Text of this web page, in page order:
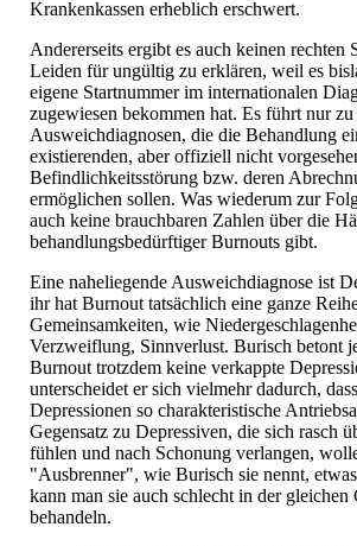
Krankenkassen erheblich erschwert.
Andererseits ergibt es auch keinen rechten
Leiden für ungültig zu erklären, weil es
eigene Startnummer im internationalen
zugewiesen bekommen hat. Es führt nur zu
Ausweichdiagnosen, die die Behandlung
existierenden, aber offiziell nicht
Befindlichkeitsstörung bzw. deren
ermöglichen sollen. Was wiederum zur
auch keine brauchbaren Zahlen über die
behandlungsbedürftiger Burnouts gibt.
Eine naheliegende Ausweichdiagnose ist
ihr hat Burnout tatsächlich eine ganze
Gemeinsamkeiten, wie
Verzweiflung, Sinnverlust. Burisch betont
Burnout trotzdem keine verkappte
unterscheidet er sich vielmehr dadurch,
Depressionen so charakteristische
Gegensatz zu Depressiven, die sich rasch
fühlen und nach Schonung verlangen,
"Ausbrenner", wie Burisch sie nennt,
kann man sie auch schlecht in der gleichen
behandeln.